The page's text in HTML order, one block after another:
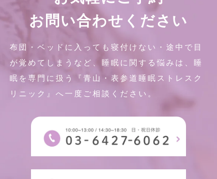
お問い合わせください
布団・ベッドに入っても寝付けない・途中で目
が覚めてしまうなど、睡眠に関する悩みは、睡
眠を専門に扱う『青山・表参道睡眠ストレスク
リニック』へ一度ご相談ください。